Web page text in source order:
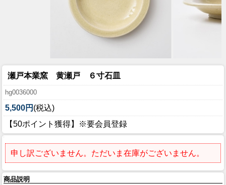
瀬戸本業窯 黄瀬戸 ６寸石皿
hg0036000
5,500円 (税込)
【50ポイント獲得】※要会員登録
申し訳ございません。ただいま在庫がございません。
商品説明